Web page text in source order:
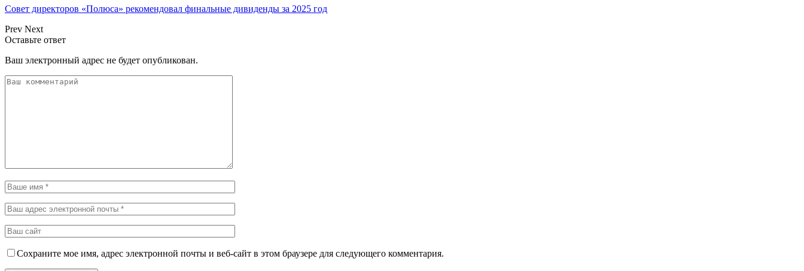
Совет директоров «Полюса» рекомендовал финальные дивиденды за 2025 год
Prev Next
Оставьте ответ
Ваш электронный адрес не будет опубликован.
Сохраните мое имя, адрес электронной почты и веб-сайт в этом браузере для следующего комментария.